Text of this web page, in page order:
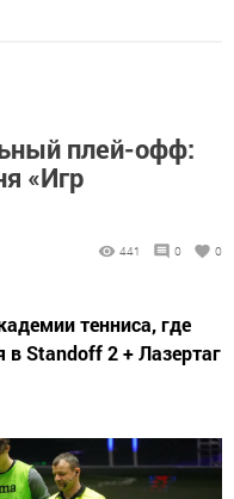
плей-офф:
«Игр
441 0 0
тенниса, где
Standoff 2 + Лазертаг